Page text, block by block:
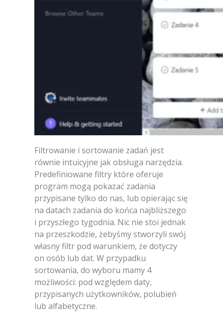
Filtrowanie i sortowanie zadań jest
równie intuicyjne jak obsługa narzędzia.
Predefiniowane filtry które oferuje
program mogą pokazać zadania
przypisane tylko do nas, lub opierając się
na datach zadania do końca najbliższego
i przyszłego tygodnia. Nic nie stoi jednak
na przeszkodzie, żebyśmy stworzyli swój
własny filtr pod warunkiem, że dotyczy
on osób lub dat. W przypadku
sortowania, do wyboru mamy 4
możliwości: pod względem daty,
przypisanych użytkowników, polubień
lub alfabetyczne.